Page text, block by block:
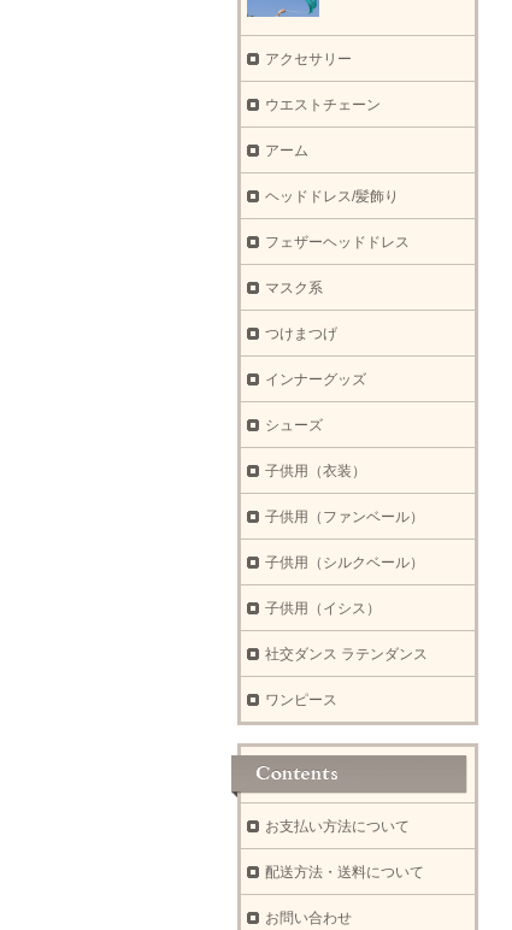
アクセサリー
ウエストチェーン
アーム
ヘッドドレス/髪飾り
フェザーヘッドドレス
マスク系
つけまつげ
インナーグッズ
シューズ
子供用（衣装）
子供用（ファンベール）
子供用（シルクベール）
子供用（イシス）
社交ダンス ラテンダンス
ワンピース
お支払い方法について
配送方法・送料について
お問い合わせ